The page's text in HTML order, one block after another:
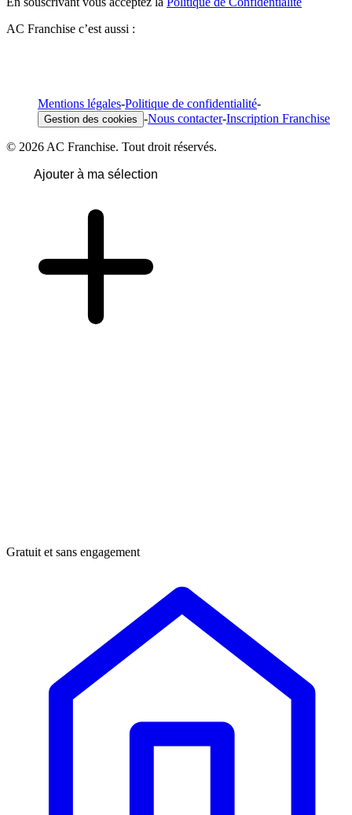
AC Franchise c’est aussi :
Mentions légales-Politique de confidentialité-
Gestion des cookies -Nous contacter-Inscription Franchise
© 2026 AC Franchise. Tout droit réservés.
Ajouter à ma sélection
Gratuit et sans engagement